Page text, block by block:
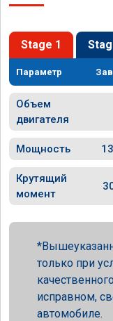
Stage 1
Параметр
Объем
двигателя
Мощность
Крутящий
момент
только при
исправном,
автомобиле.